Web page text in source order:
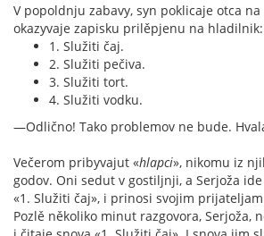
V popoldnju zabavy, syn poklicaje otca
okazyvaje zapisku prilěpjenu na hladilnik:
1. Služiti čaj.
2. Služiti pečiva.
3. Služiti tort.
4. Služiti vodku.
—Odlično! Tako problemov ne bude.
Večerom pribyvajut «hlapci», nikomu iz
godov. Oni sedut v gostiljnji, a Serjoža
«1. Služiti čaj», i prinosi svojim
Pozlě několiko minut razgovora, Serjoža,